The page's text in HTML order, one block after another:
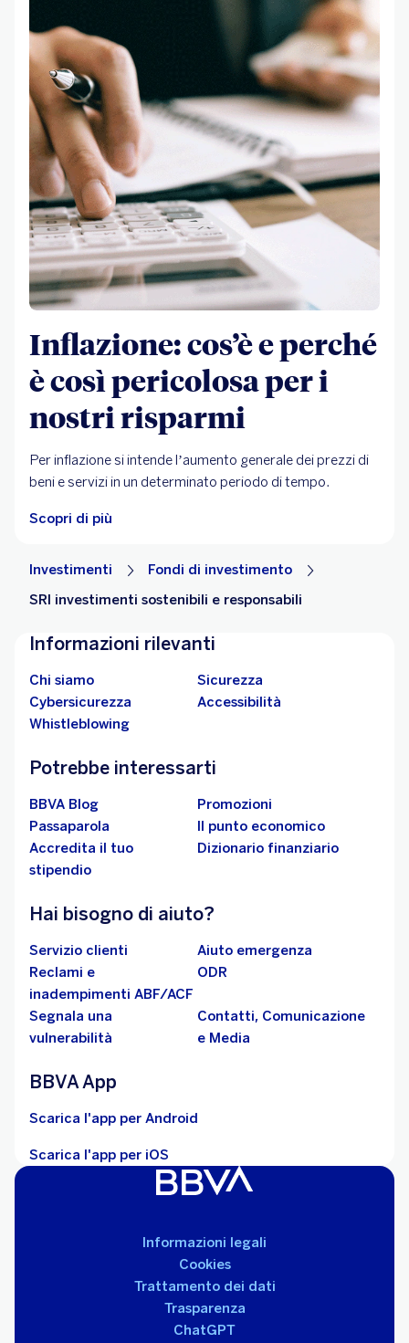
Inflazione: cos’è e perché
è così pericolosa per i
nostri risparmi
Per inflazione si intende l’aumento generale dei prezzi di
beni e servizi in un determinato periodo di tempo.
Scopri di più
Investimenti
Fondi di investimento
SRI investimenti sostenibili e responsabili
Informazioni rilevanti
Chi siamo
Sicurezza
Cybersicurezza
Accessibilità
Whistleblowing
Potrebbe interessarti
BBVA Blog
Promozioni
Passaparola
Il punto economico
Accredita il tuo
stipendio
Dizionario finanziario
Hai bisogno di aiuto?
Servizio clienti
Aiuto emergenza
Reclami e
inadempimenti ABF/ACF
ODR
Segnala una
vulnerabilità
Contatti, Comunicazione
e Media
BBVA App
Scarica l'app per Android
Scarica l'app per iOS
Informazioni legali
Cookies
Trattamento dei dati
Trasparenza
ChatGPT